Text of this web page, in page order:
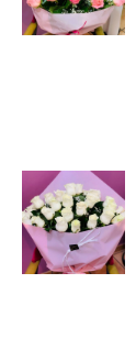
/
DETALLES
AÑADIR
AL
CARRITO
/
DETALLES